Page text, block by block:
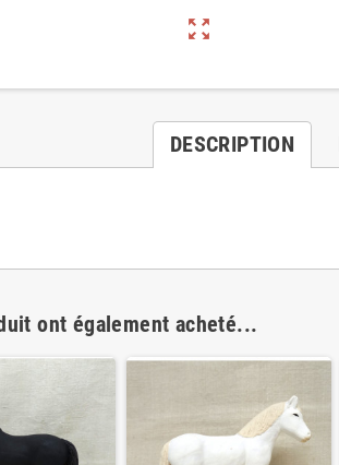
zoom_out_map
DESCRIPTION
ont également acheté...